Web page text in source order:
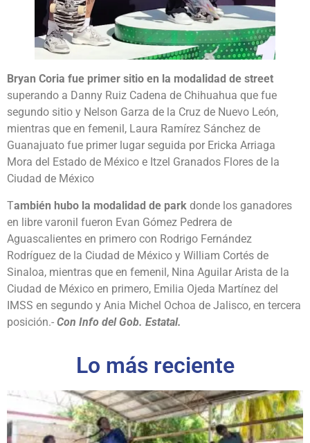
Bryan Coria fue primer sitio en la modalidad de street
superando a Danny Ruiz Cadena de Chihuahua que fue
segundo sitio y Nelson Garza de la Cruz de Nuevo León,
mientras que en femenil, Laura Ramírez Sánchez de
Guanajuato fue primer lugar seguida por Ericka Arriaga
Mora del Estado de México e Itzel Granados Flores de la
Ciudad de México
También hubo la modalidad de park donde los ganadores
en libre varonil fueron Evan Gómez Pedrera de
Aguascalientes en primero con Rodrigo Fernández
Rodríguez de la Ciudad de México y William Cortés de
Sinaloa, mientras que en femenil, Nina Aguilar Arista de la
Ciudad de México en primero, Emilia Ojeda Martínez del
IMSS en segundo y Ania Michel Ochoa de Jalisco, en tercera
posición.- Con Info del Gob. Estatal.
Lo más reciente